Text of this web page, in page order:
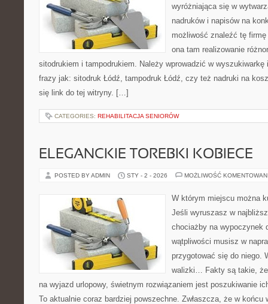
wyróżniająca się w
nadruków i napisów na
możliwość znaleźć tę
ona tam realizowanie
sitodrukiem i tampodrukiem. Należy wprowadzić w wyszukiwarkę
frazy jak: sitodruk Łódź, tampodruk Łódź, czy też nadruki na
się link do tej witryny. […]
CATEGORIES: REHABILITACJA SENIORÓW
ELEGANCKIE TOREBKI KOBIECE
POSTED BY ADMIN STY - 2 - 2026 MOŻLIWOŚĆ
W którym miejscu można
Jeśli wyruszasz w
chociażby na wypoczynek
wątpliwości musisz w
przygotować się do niego.
walizki… Fakty są takie,
na wyjazd urlopowy, świetnym rozwiązaniem jest poszukiwanie
To aktualnie coraz bardziej powszechne. Zwłaszcza, że w